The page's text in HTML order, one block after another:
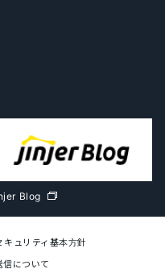
Blog
キュリティ基本方針
について